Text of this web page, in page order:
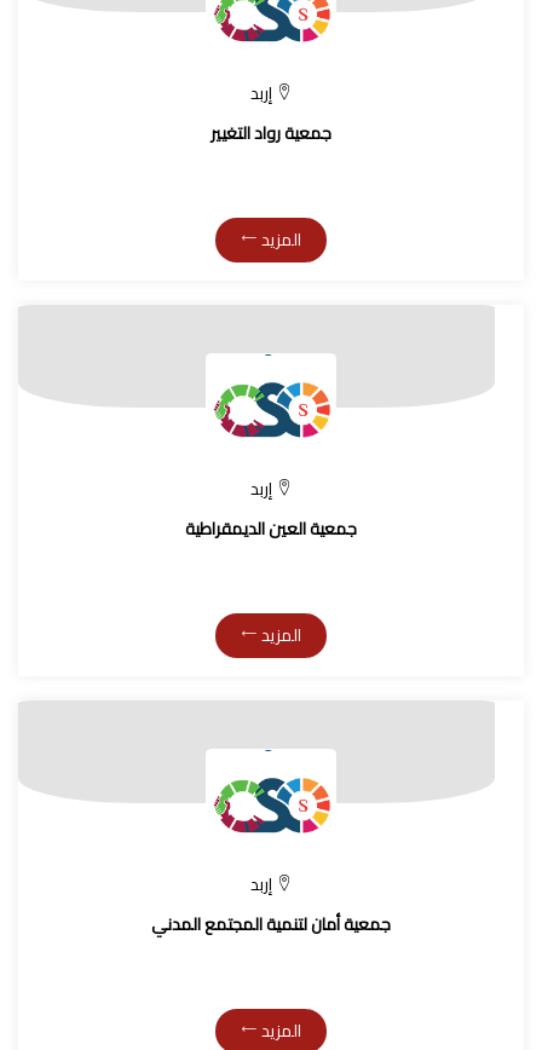
إربد
جمعية رواد التغيير
المزيد
إربد
جمعية العين الديمقراطية
المزيد
إربد
جمعية أمان لتنمية المجتمع المدني
المزيد